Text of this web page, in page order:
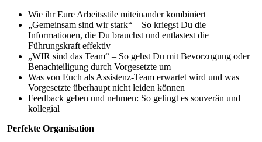
Wie ihr Eure Arbeitsstile miteinander kombiniert
„Gemeinsam sind wir stark“ – So kriegst Du die
Informationen, die Du brauchst und entlastest die
Führungskraft effektiv
„WIR sind das Team“ – So gehst Du mit Bevorzugung oder
Benachteiligung durch Vorgesetzte um
Was von Euch als Assistenz-Team erwartet wird und was
Vorgesetzte überhaupt nicht leiden können
Feedback geben und nehmen: So gelingt es souverän und
kollegial
Perfekte Organisation